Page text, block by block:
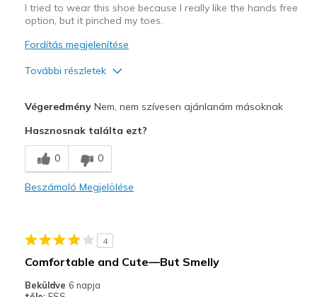
I tried to wear this shoe because I really like the hands free
option, but it pinched my toes.
Fordítás megjelenítése
További részletek
Stylish
Width
Sizing
Feels half size too small
VégeredményNem, nem szívesen ajánlanám másoknak
Hasznosnak találta ezt?
0 0
Beszámoló Megjelölése
4
Comfortable and Cute—But Smelly
Beküldve 6 napja